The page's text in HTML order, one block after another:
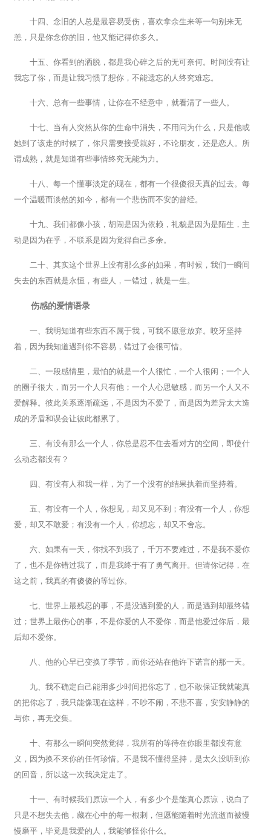
十四、念旧的人总是最容易受伤，喜欢拿余生来等一句别来无
恙，只是你念你的旧，他又能记得你多久。
十五、你看到的洒脱，都是我心碎之后的无可奈何。时间没有让
我忘了你，而是让我习惯了想你，不能遗忘的人终究难忘。
十六、总有一些事情，让你在不经意中，就看清了一些人。
十七、当有人突然从你的生命中消失，不用问为什么，只是他或
她到了该走的时候了，你只需要接受就好，不论朋友，还是恋人。所
谓成熟，就是知道有些事情终究无能为力。
十八、每一个懂事淡定的现在，都有一个很傻很天真的过去。每
一个温暖而淡然的如今，都有一个悲伤而不安的曾经。
十九、我们都像小孩，胡闹是因为依赖，礼貌是因为是陌生，主
动是因为在乎，不联系是因为觉得自己多余。
二十、其实这个世界上没有那么多的如果，有时候，我们一瞬间
失去的东西就是永恒，有些人，一错过，就是一生。
伤感的爱情语录
一、我明知道有些东西不属于我，可我不愿意放弃。咬牙坚持
着，因为我知道遇到你不容易，错过了会很可惜。
二、一段感情里，最怕的就是一个人很忙，一个人很闲；一个人
的圈子很大，而另一个人只有他；一个人心思敏感，而另一个人又不
爱解释。彼此关系逐渐疏远，不是因为不爱了，而是因为差异太大造
成的矛盾和误会让彼此都累了。
三、有没有那么一个人，你总是忍不住去看对方的空间，即使什
么动态都没有？
四、有没有人和我一样，为了一个没有的结果执着而坚持着。
五、有没有一个人，你想见，却又见不到；有没有一个人，你想
爱，却又不敢爱；有没有一个人，你想忘，却又不舍忘。
六、如果有一天，你找不到我了，千万不要难过，不是我不爱你
了，也不是你错过我了，而是我终于有了勇气离开。但请你记得，在
这之前，我真的有傻傻的等过你。
七、世界上最残忍的事，不是没遇到爱的人，而是遇到却最终错
过；世界上最伤心的事，不是你爱的人不爱你，而是他爱过你后，最
后却不爱你。
八、他的心早已变换了季节，而你还站在他许下诺言的那一天。
九、我不确定自己能用多少时间把你忘了，也不敢保证我就能真
的把你忘了，我只能像现在这样，不吵不闹，不悲不喜，安安静静的
与你，再无交集。
十、有那么一瞬间突然觉得，我所有的等待在你眼里都没有意
义，因为换不来你的任何珍惜。不是我不懂得坚持，是太久没听到你
的回音，所以这一次我决定走了。
十一、有时候我们原谅一个人，有多少个是能真心原谅，说白了
只是不想失去他，藏在心中的每一根刺，但愿能随着时光流逝而被慢
慢磨平，毕竟是我爱的人，我能够怪你什么。